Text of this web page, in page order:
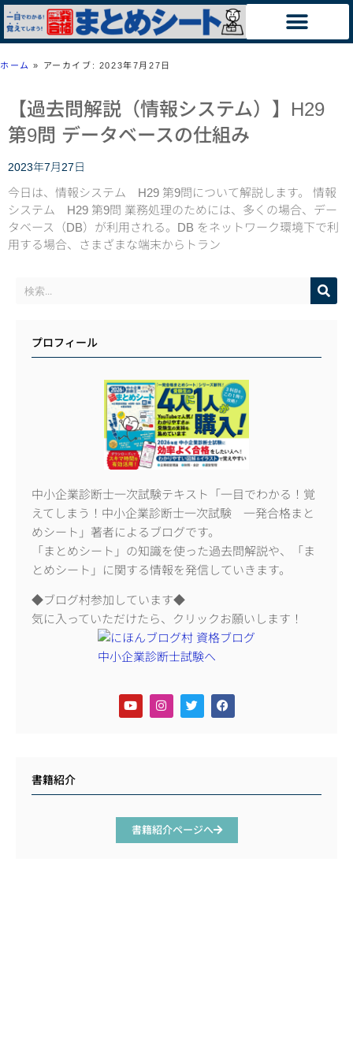
ホーム » アーカイブ: 2023年7月27日
【過去問解説（情報システム）】H29
第9問 データベースの仕組み
2023年7月27日
今日は、情報システム H29 第9問について解説します。 情報
システム H29 第9問 業務処理のためには、多くの場合、デー
タベース（DB）が利用される。DB をネットワーク環境下で利
用する場合、さまざまな端末からトラン
プロフィール
中小企業診断士一次試験テキスト「一目でわかる！覚
えてしまう！中小企業診断士一次試験 一発合格まと
めシート」著者によるブログです。
「まとめシート」の知識を使った過去問解説や、「ま
とめシート」に関する情報を発信していきます。
◆ブログ村参加しています◆
気に入っていただけたら、クリックお願いします！
書籍紹介
書籍紹介ページへ